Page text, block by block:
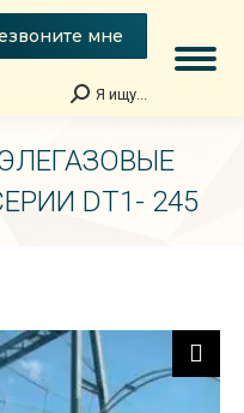
мне
Поиск:
Я ищу...
DT1- 245